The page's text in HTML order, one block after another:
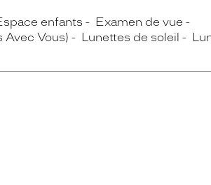
enfants
Examen de vue
Avec Vous) Lunettes de soleil